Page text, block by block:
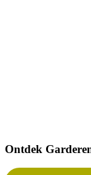
Ontdek